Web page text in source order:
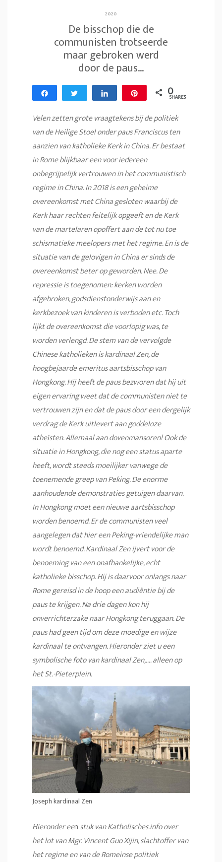
2020
De bisschop die de
communisten trotseerde
maar gebroken werd
door de paus…
Share Tweet Share 0
SHARES
Velen zetten grote vraagtekens bij de politiek
van de Heilige Stoel onder paus Franciscus ten
aanzien van katholieke Kerk in China. Er bestaat
in Rome blijkbaar een voor iedereen
onbegrijpelijk vertrouwen in het communistisch
regime in China. In 2018 is een geheime
overeenkomst met China gesloten waarbij de
Kerk haar rechten feitelijk opgeeft en de Kerk
van de martelaren opoffert aan de tot nu toe
schismatieke meelopers met het regime. En is de
situatie van de gelovigen in China er sinds de
overeenkomst beter op geworden. Nee. De
repressie is toegenomen: kerken worden
afgebroken, godsdienstonderwijs aan en
kerkbezoek van kinderen is verboden etc. Toch
lijkt de overeenkomst die voorlopig was, te
worden verlengd. De stem van de vervolgde
Chinese katholieken is kardinaal Zen, de
hoogbejaarde emeritus aartsbisschop van
Hongkong. Hij heeft de paus bezworen dat hij uit
eigen ervaring weet dat de communisten niet te
vertrouwen zijn en dat de paus door een dergelijk
verdrag de Kerk uitlevert aan goddeloze
atheïsten. Allemaal aan dovenmansoren! Ook de
situatie in Hongkong, die nog een status aparte
heeft, wordt steeds moeilijker vanwege de
toenemende greep van Peking. De enorme
aanhoudende demonstraties getuigen daarvan.
In Hongkong moet een nieuwe aartsbisschop
worden benoemd. Er de communisten veel
aangelegen dat hier een Peking-vriendelijke man
wordt benoemd. Kardinaal Zen ijvert voor de
benoeming van een onafhankelijke, echt
katholieke bisschop. Hij is daarvoor onlangs naar
Rome gereisd in de hoop een audiëntie bij de
paus te krijgen. Na drie dagen kon hij
onverrichterzake naar Hongkong teruggaan. De
paus had geen tijd om deze moedige en wijze
kardinaal te ontvangen. Hieronder ziet u een
symbolische foto van kardinaal Zen,…. alleen op
het St.-Pieterplein.
Joseph kardinaal Zen
Hieronder eenstuk van Katholisches.info over
het lot van Mgr. Vincent Guo Xijin, slachtoffer van
het regime en van de Romeinse politiek